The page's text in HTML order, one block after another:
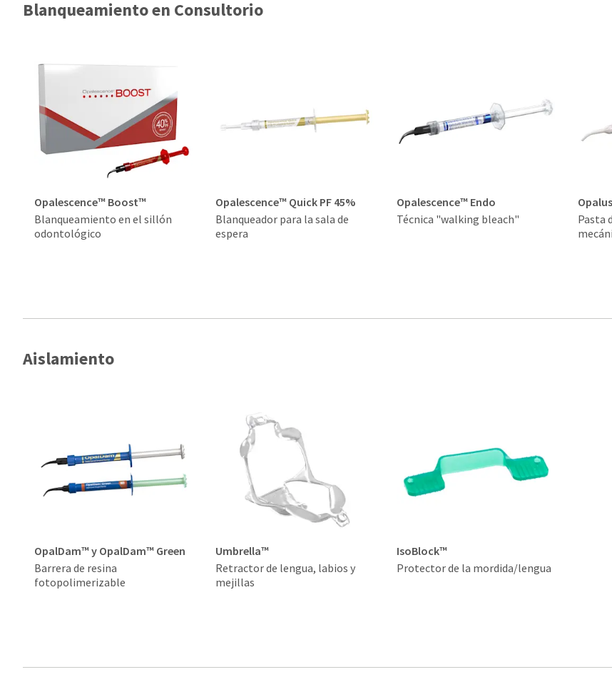
Blanqueamiento en Consultorio
Opalescence™ Boost™
Blanqueamiento en el sillón
odontológico
Opalescence™ Quick PF 45%
Blanqueador para la sala de
espera
Opalescence™ Endo
Técnica "walking bleach"
Pasta
Aislamiento
OpalDam™ y OpalDam™ Green
Barrera de resina
fotopolimerizable
Umbrella™
Retractor de lengua, labios y
mejillas
IsoBlock™
Protector de la mordida/lengua